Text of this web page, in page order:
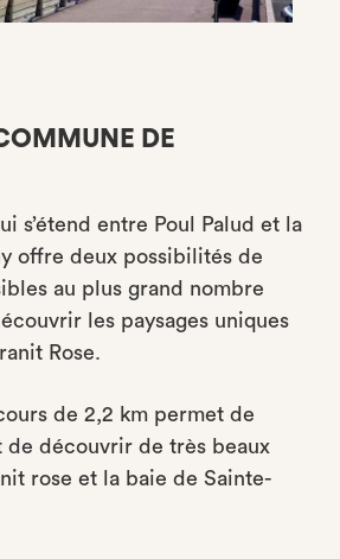
DE
s’étend entre Poul Palud et la
offre deux possibilités de
au plus grand nombre
les paysages uniques
Rose.
de 2,2 km permet de
de découvrir de très beaux
rose et la baie de Sainte-